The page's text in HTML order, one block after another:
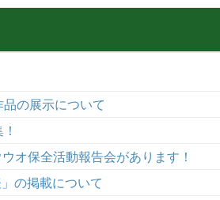
の展示について
オ保全活動報告会があります！
の掲載について